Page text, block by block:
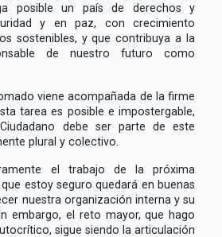
posible un país de derechos y
y en paz, con crecimiento
sostenibles, y que contribuya a la
de nuestro futuro como
viene acompañada de la firme
tarea es posible e impostergable,
debe ser parte de este
plural y colectivo.
el trabajo de la próxima
estoy seguro quedará en buenas
nuestra organización interna y su
embargo, el reto mayor, que hago
sigue siendo la articulación